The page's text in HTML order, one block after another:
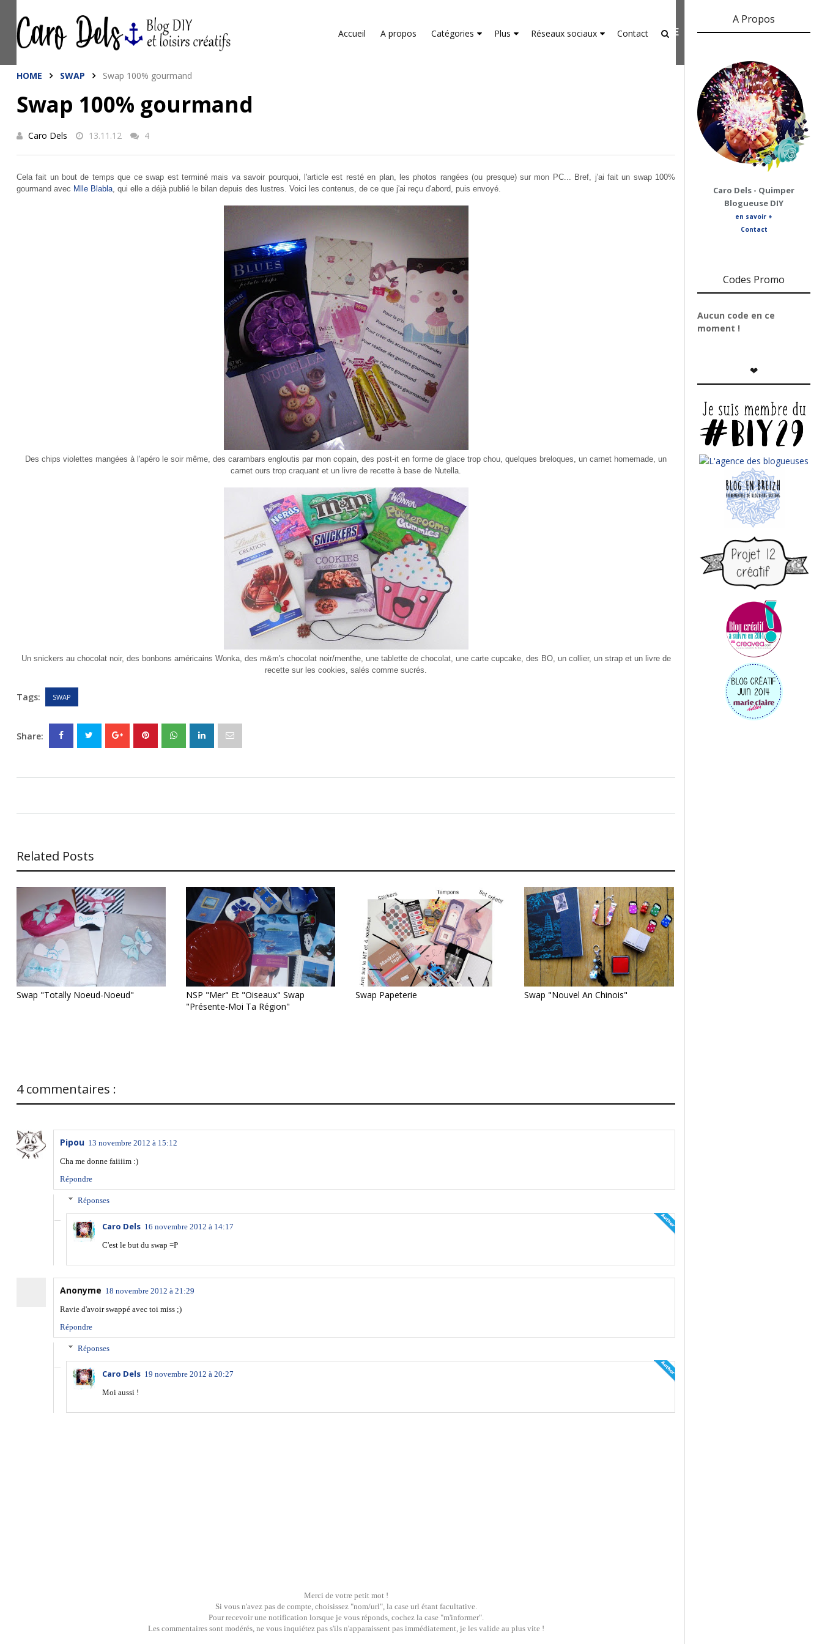
Accueil A propos Catégories Plus Réseaux sociaux Contact
HOME SWAP Swap 100% gourmand
Swap 100% gourmand
Caro Dels 13.11.12 4
Cela fait un bout de temps que ce swap est terminé mais va savoir pourquoi, l'article est resté en plan, les photos rangées (ou presque) sur mon PC... Bref, j'ai fait un swap 100%
gourmand avec Mlle Blabla, qui elle a déjà publié le bilan depuis des lustres. Voici les contenus, de ce que j'ai reçu d'abord, puis envoyé.
Des chips violettes mangées à l'apéro le soir même, des carambars engloutis par mon copain, des post-it en forme de glace trop chou, quelques breloques, un carnet homemade, un
carnet ours trop craquant et un livre de recette à base de Nutella.
Un snickers au chocolat noir, des bonbons américains Wonka, des m&m's chocolat noir/menthe, une tablette de chocolat, une carte cupcake, des BO, un collier, un strap et un livre de
recette sur les cookies, salés comme sucrés.
Tags: SWAP
Share:
Related Posts
Swap "Totally Noeud-Noeud"
NSP "mer" Et "oiseaux" Swap
"présente-Moi Ta Région"
Swap Papeterie Swap "Nouvel An Chinois"
4 commentaires :
Pipou 13 novembre 2012 à 15:12
Cha me donne faiiiim :)
Répondre
Réponses
Caro Dels 16 novembre 2012 à 14:17
C'est le but du swap =P
Anonyme 18 novembre 2012 à 21:29
Ravie d'avoir swappé avec toi miss ;)
Répondre
Réponses
Caro Dels 19 novembre 2012 à 20:27
Moi aussi !
Merci de votre petit mot !
Si vous n'avez pas de compte, choisissez "nom/url", la case url étant facultative.
Pour recevoir une notification lorsque je vous réponds, cochez la case "m'informer".
Les commentaires sont modérés, ne vous inquiétez pas s'ils n'apparaissent pas immédiatement, je les valide au plus vite !
A Propos
Caro Dels - Quimper
Blogueuse DIY
en savoir +
Contact
Codes Promo
Aucun code en ce
moment !
❤
This site uses cookies from Google to deliver its services and to analyze traffic. Your IP address and user-agent
are shared with Google along with performance and security metrics to ensure quality of service, generate usage
statistics, and to detect and address abuse.
LEARN MORE GOT IT